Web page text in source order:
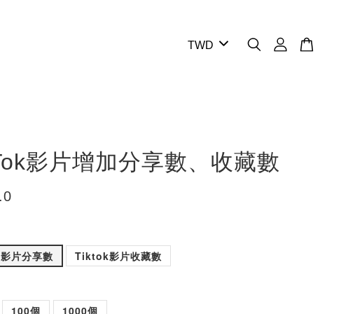
影片增加分享數、收藏數
片分享數
Tiktok影片收藏數
100個 1000個